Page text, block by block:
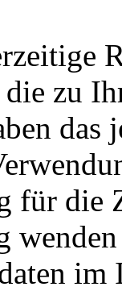
zu
das
für die
im